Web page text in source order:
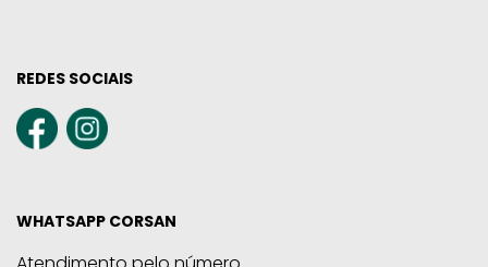
REDES SOCIAIS
WHATSAPP CORSAN